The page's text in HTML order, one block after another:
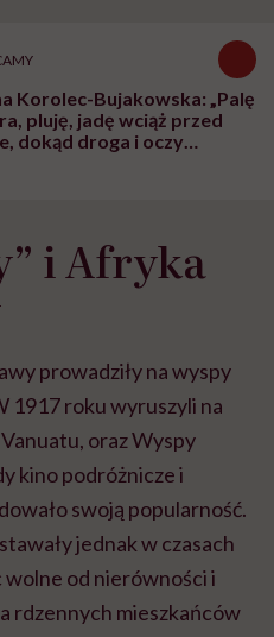
Korolec-Bujakowska: „Palę
pluję, jadę wciąż przed
dokąd droga i oczy
i Afryka
prowadziły na wyspy
1917 roku wyruszyli na
oraz Wyspy
kino podróżnicze i
swoją popularność.
jednak w czasach
wolne od nierówności i
rdzennych mieszkańców